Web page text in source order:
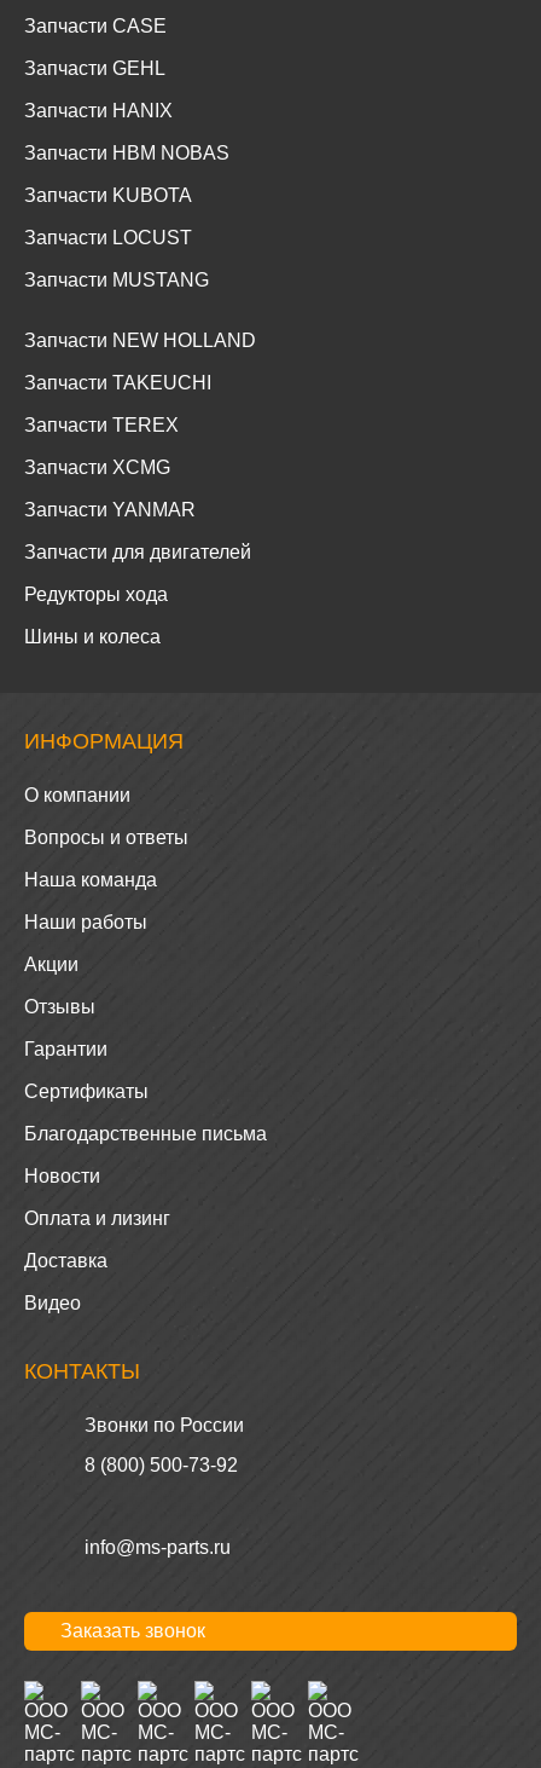
Запчасти CASE
Запчасти GEHL
Запчасти HANIX
Запчасти HBM NOBAS
Запчасти KUBOTA
Запчасти LOCUST
Запчасти MUSTANG
Запчасти NEW HOLLAND
Запчасти TAKEUCHI
Запчасти TEREX
Запчасти XCMG
Запчасти YANMAR
Запчасти для двигателей
Редукторы хода
Шины и колеса
ИНФОРМАЦИЯ
О компании
Вопросы и ответы
Наша команда
Наши работы
Акции
Отзывы
Гарантии
Сертификаты
Благодарственные письма
Новости
Оплата и лизинг
Доставка
Видео
КОНТАКТЫ
Звонки по России
8 (800) 500-73-92
info@ms-parts.ru
Заказать звонок